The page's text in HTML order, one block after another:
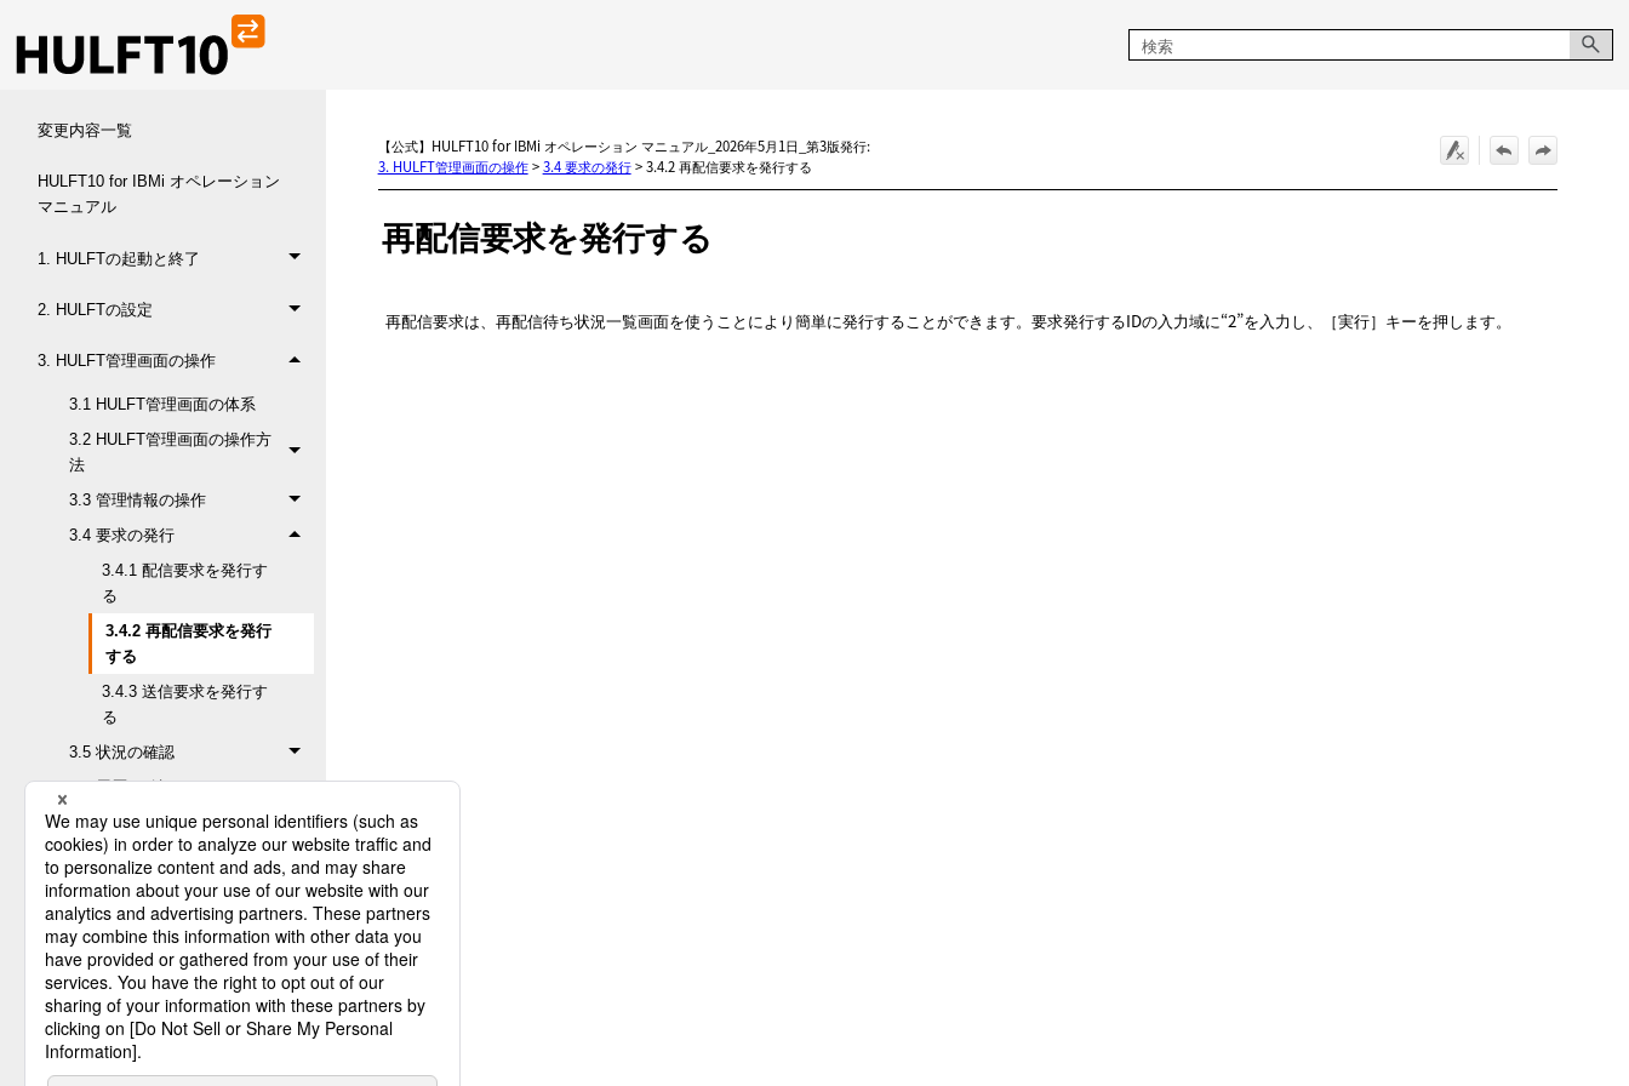
変更内容一覧
HULFT10 for IBMi オペレーション
マニュアル
1. HULFTの起動と終了
2. HULFTの設定
3. HULFT管理画面の操作
3.1 HULFT管理画面の体系
3.2 HULFT管理画面の操作方
法
3.3 管理情報の操作
3.4 要求の発行
3.4.1 配信要求を発行す
る
3.4.2 再配信要求を発行
する
3.4.3 送信要求を発行す
る
3.5 状況の確認
3.6 履歴の確認
3.7 システム動作環境設定の
更新
4. HULFT管理画面
5. HULFT操作コマンド
6. HULFTのユーティリティー
付録A. 履歴ファイルのフォーマッ
ト
【公式】HULFT10 for IBMi オペレーション マニュアル_2026年5月1日_第3版発行:
3. HULFT管理画面の操作>3.4 要求の発行>3.4.2 再配信要求を発行する
再配信要求を発行する
再配信要求は、 再配信待ち状況一覧画面を使うことにより簡単に発行することができます。要求発行するIDの入力域に“2”を入力し、［実行］キーを押します。